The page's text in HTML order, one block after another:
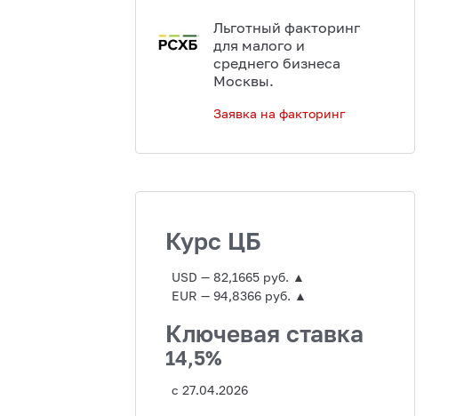
Льготный факторинг
для малого и
среднего бизнеса
Москвы.
Заявка на факторинг
Курс ЦБ
USD — 82,1665 руб. ▲
EUR — 94,8366 руб. ▲
Ключевая ставка
14,5%
с 27.04.2026